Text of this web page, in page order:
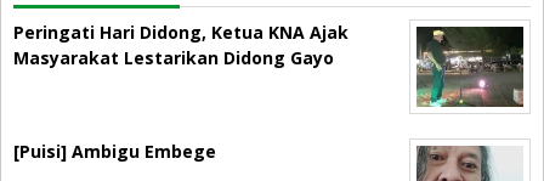
Peringati Hari Didong, Ketua KNA Ajak
Masyarakat Lestarikan Didong Gayo
[Puisi] Ambigu Embege